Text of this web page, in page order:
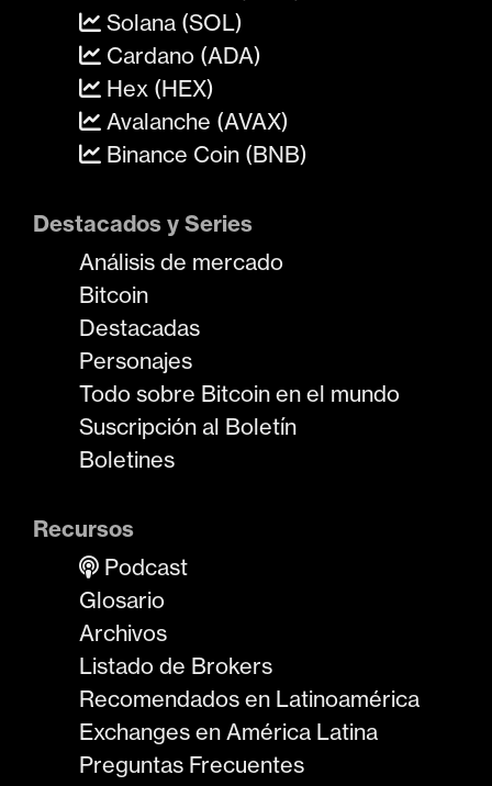
Solana (SOL)
Cardano (ADA)
Hex (HEX)
Avalanche (AVAX)
Binance Coin (BNB)
Destacados y Series
Análisis de mercado
Bitcoin
Destacadas
Personajes
Todo sobre Bitcoin en el mundo
Suscripción al Boletín
Boletines
Recursos
Podcast
Glosario
Archivos
Listado de Brokers
Recomendados en Latinoamérica
Exchanges en América Latina
Preguntas Frecuentes